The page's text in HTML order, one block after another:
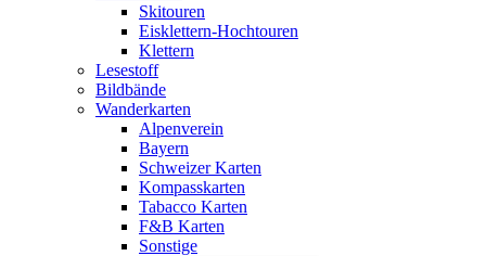
Skitouren
Eisklettern-Hochtouren
Klettern
Lesestoff
Bildbände
Wanderkarten
Alpenverein
Bayern
Schweizer Karten
Kompasskarten
Tabacco Karten
F&B Karten
Sonstige